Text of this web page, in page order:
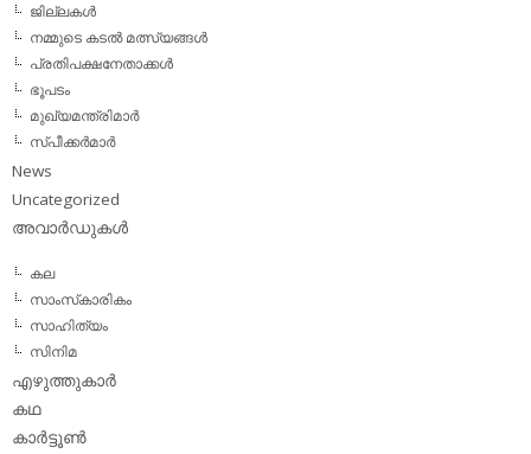
ജില്ലകള്‍
നമ്മുടെ കടല്‍ മത്സ്യങ്ങള്‍
പ്രതിപക്ഷനേതാക്കള്‍
ഭൂപടം
മുഖ്യമന്ത്രിമാര്‍
സ്പീക്കര്‍മാര്‍
News
Uncategorized
അവാര്‍ഡുകള്‍
കല
സാംസ്‌കാരികം
സാഹിത്യം
സിനിമ
എഴുത്തുകാര്‍
കഥ
കാര്‍ട്ടൂണ്‍